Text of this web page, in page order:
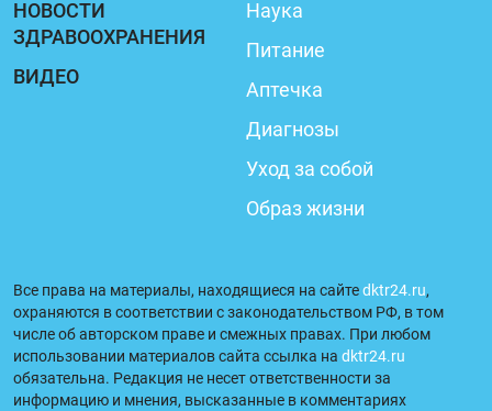
НОВОСТИ
ЗДРАВООХРАНЕНИЯ
ВИДЕО
Наука
Питание
Аптечка
Диагнозы
Уход за собой
Образ жизни
Все права на материалы, находящиеся на сайтеdktr24.ru,
охраняются в соответствии с законодательством РФ, в том
числе об авторском праве и смежных правах. При любом
использовании материалов сайта ссылка на dktr24.ru
обязательна. Редакция не несет ответственности за
информацию и мнения, высказанные в комментариях